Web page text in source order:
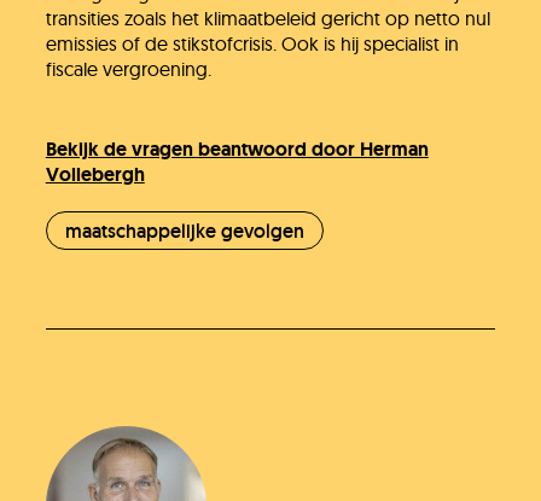
transities zoals het klimaatbeleid gericht op netto nul
emissies of de stikstofcrisis. Ook is hij specialist in
fiscale vergroening.
Bekijk de vragen beantwoord door Herman
Vollebergh
maatschappelijke gevolgen
Vacatures
KlimaatLesSnacks
Onze organisatie
KH Kids